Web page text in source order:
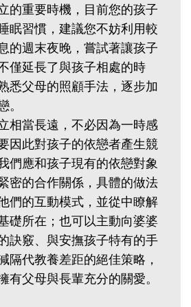
的重要時機，目前您的孩子
眠習慣，建議您不妨利用較
的週末夜晚，嘗試著讓孩子
僅延長了與孩子相處的時
悉父母的照顧手法，逐步加
戀。
相當長遠，不必因為一時感
因此對孩子的依戀者產生競
們應和孩子現有的依戀對象
密的合作關係，具體的做法
們的互動模式，並從中瞭解
礎所在；也可以主動向婆婆
訣竅、與安撫孩子特有的手
隔代教養差距的絕佳策略，
有父母與長輩充分的關愛。